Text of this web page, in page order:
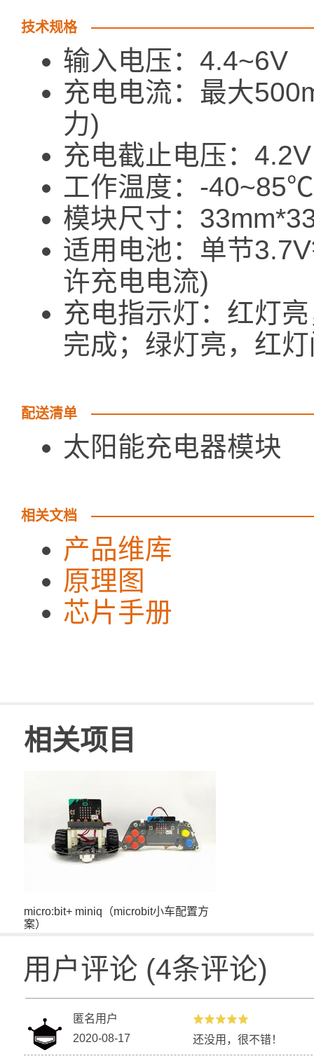
技术规格
输入电压：4.4~6V
充电电流：最大
力)
充电截止电压：4.2V
工作温度：-40~85℃
模块尺寸：
适用电池：单节
许充电电流)
充电指示灯：红灯
完成；绿灯亮，红
配送清单
太阳能充电器模块
相关文档
产品维库
原理图
芯片手册
相关项目
micro:bit+ miniq（microbit小车配置方
案）
用户评论 (4条评论)
匿名用户
2020-08-17
还没用，很不错！